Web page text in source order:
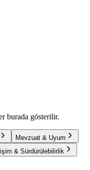
burada gösterilir.
Mevzuat & Uyum
& Sürdürülebilirlik